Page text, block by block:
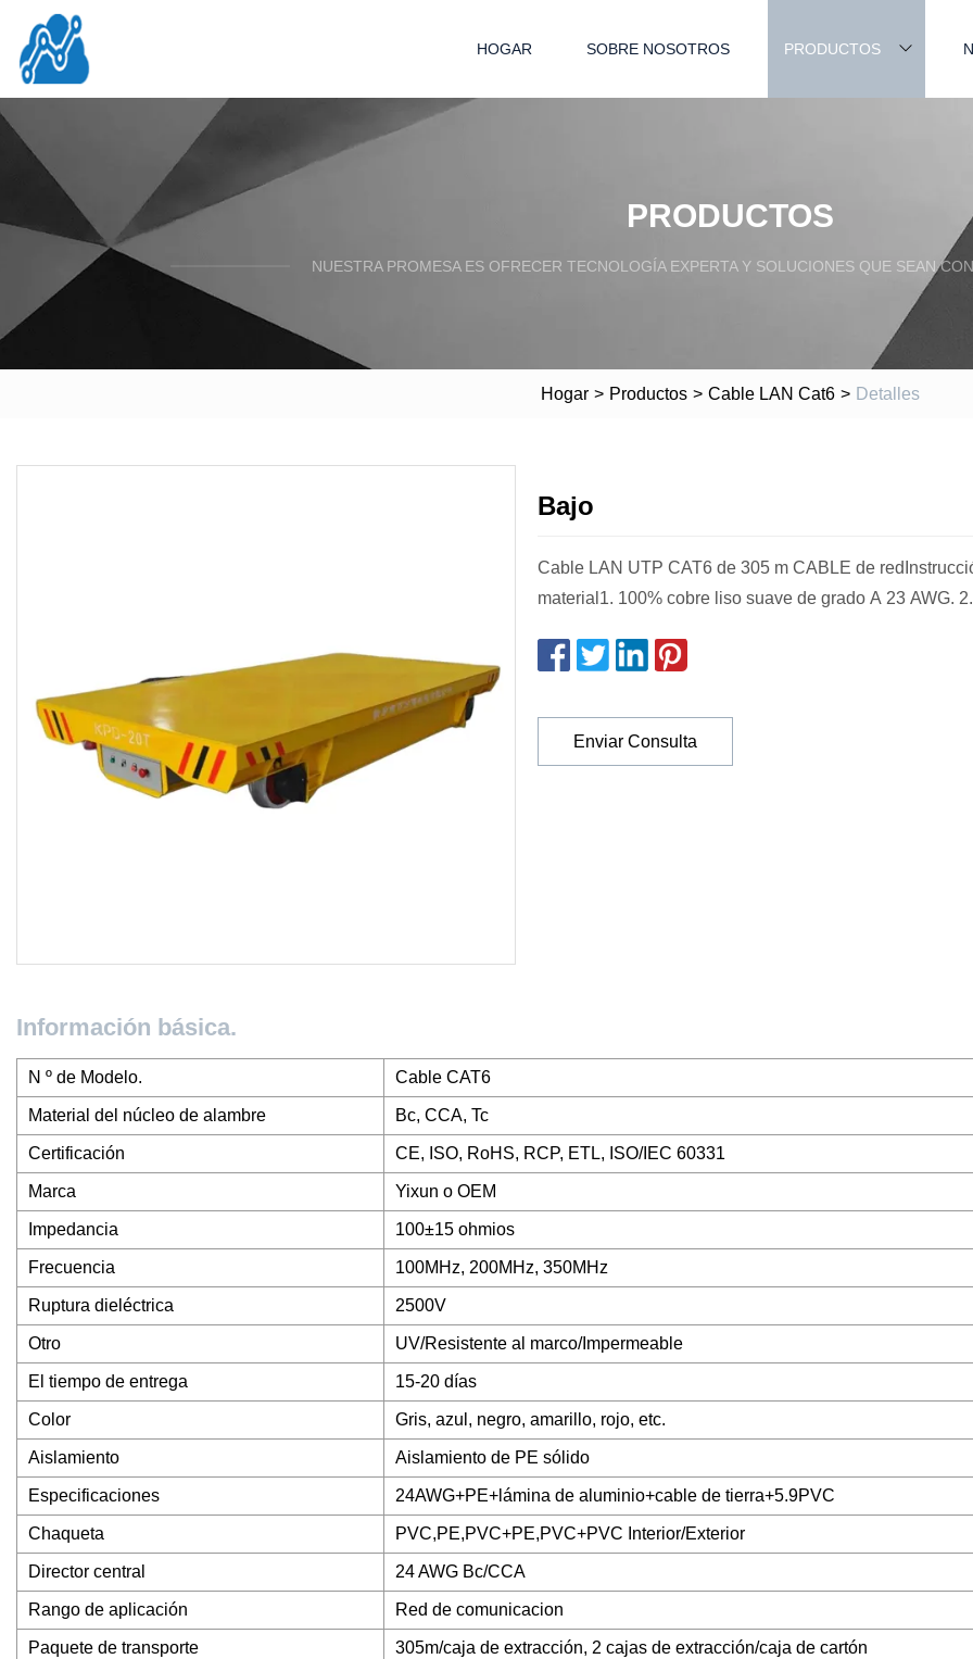
HOGAR SOBRE NOSOTROS PRODUCTOS
PRODUCTOS
NUESTRA PROMESA ES OFRECER TECNOLOGÍA EXPERTA Y SOLUCIONES QUE SEAN
Hogar > Productos > Cable LAN Cat6 > Detalles
Bajo
Cable LAN UTP CAT6 de 305 m CABLE de
material1. 100% cobre liso suave de grado A 23 AWG.
Enviar Consulta
Información básica.
N º de Modelo. Cable CAT6
Material del núcleo de alambre Bc, CCA, Tc
Certificación CE, ISO, RoHS, RCP, ETL, ISO/IEC 60331
Marca Yixun o OEM
Impedancia 100±15 ohmios
Frecuencia 100MHz, 200MHz, 350MHz
Ruptura dieléctrica 2500V
Otro UV/Resistente al marco/Impermeable
El tiempo de entrega 15-20 días
Color Gris, azul, negro, amarillo, rojo, etc.
Aislamiento Aislamiento de PE sólido
Especificaciones 24AWG+PE+lámina de aluminio+cable de tierra+5.9PVC
Chaqueta PVC,PE,PVC+PE,PVC+PVC Interior/Exterior
Director central 24 AWG Bc/CCA
Rango de aplicación Red de comunicacion
Paquete de transporte 305m/caja de extracción, 2 cajas de extracción/caja de cartón